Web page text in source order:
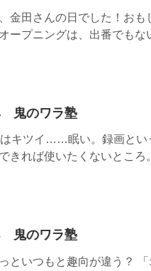
金田さんの日でした！お
ープニングは、出番でも
鬼のワラ塾
キツイ……眠い。録画とい
きれば使いたくないとこ
鬼のワラ塾
といつもと趣向が違う？